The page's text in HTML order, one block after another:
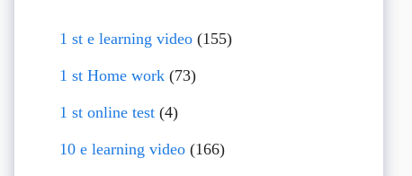
1 st e learning video(155)
1 st Home work(73)
1 st online test(4)
10 e learning video(166)